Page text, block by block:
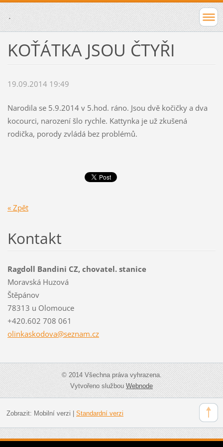
.
KOŤÁTKA JSOU ČTYŘI
19.09.2014 19:49
Narodila se 5.9.2014 v 5.hod. ráno. Jsou dvě kočičky a dva
kocourci, narození šlo rychle. Kattynka je už zkušená
rodička, porody zvládá bez problémů.
« Zpět
Kontakt
Ragdoll Bandini CZ, chovatel. stanice
Moravská Huzová
Štěpánov
78313 u Olomouce
+420.602 708 061
olinkaskodova@seznam.cz
© 2014 Všechna práva vyhrazena.
Vytvořeno službouWebnode
Zobrazit: Mobilní verzi Standardní verzi